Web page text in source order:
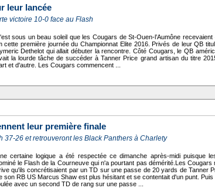
leur lancée
victoire 10-0 face au Flash
sous un beau soleil que les Cougars de St-Ouen-l’Aumône
cette première journée du Championnat Elite 2016. Privés de leur QB
Dethelot qui allait débuter la rencontre. Côté Cougars, le QB
la lourde tâche de succéder à Tanner Price grand artisan du titre
et d'autre. Les Cougars commencent ...
leur première finale
37-26 et retrouveront les Black Panthers à Charlety
certaine logique a été respectée ce dimanche après-midi puisque
le Flash de la Courneuve qui n'a pourtant pas démérité.Les
qu'ils concrétisaient par un TD sur une passe de 20 yards de Tanner
son RB US Marcus Shaw est plus hésitant et se contentait d'un punt.
avec un second TD de rang sur une passe ...